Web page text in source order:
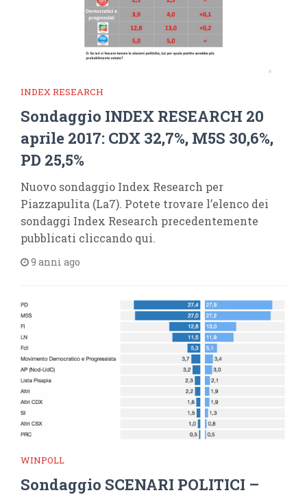
INDEX RESEARCH
Sondaggio INDEX RESEARCH 20
aprile 2017: CDX 32,7%, M5S 30,6%,
PD 25,5%
Nuovo sondaggio Index Research per
Piazzapulita (La7). Potete trovare l’elenco dei
sondaggi Index Research precedentemente
pubblicati cliccando qui.
9 anni ago
WINPOLL
Sondaggio SCENARI POLITICI –